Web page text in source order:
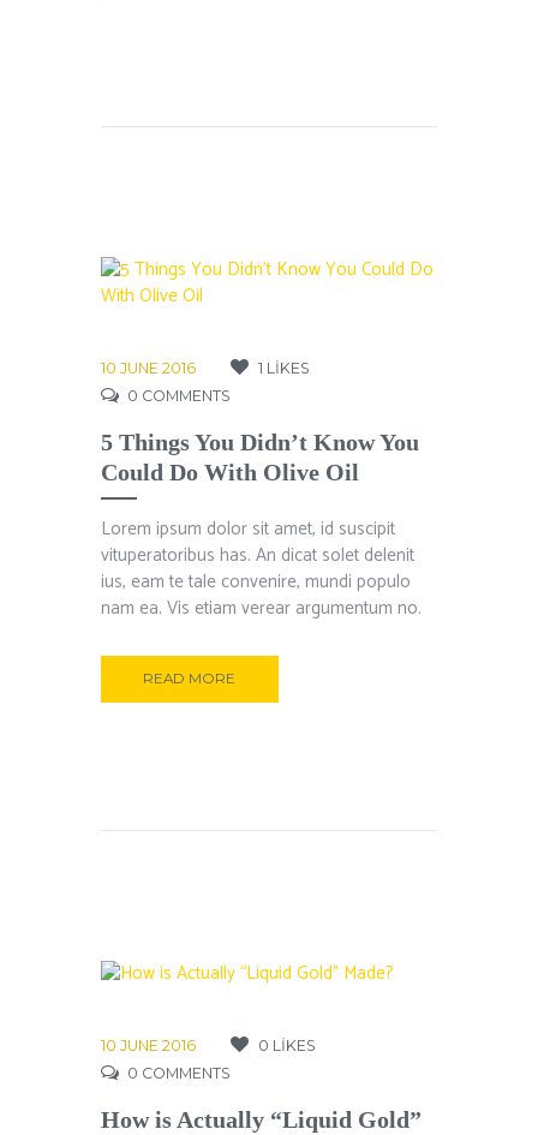
10 JUNE 2016 1 LIKES
0 COMMENTS
5 Things You Didn’t Know You
Could Do With Olive Oil
Lorem ipsum dolor sit amet, id suscipit
vituperatoribus has. An dicat solet delenit
ius, eam te tale convenire, mundi populo
nam ea. Vis etiam verear argumentum no.
READ MORE
10 JUNE 2016 0 LIKES
0 COMMENTS
How is Actually “Liquid Gold”